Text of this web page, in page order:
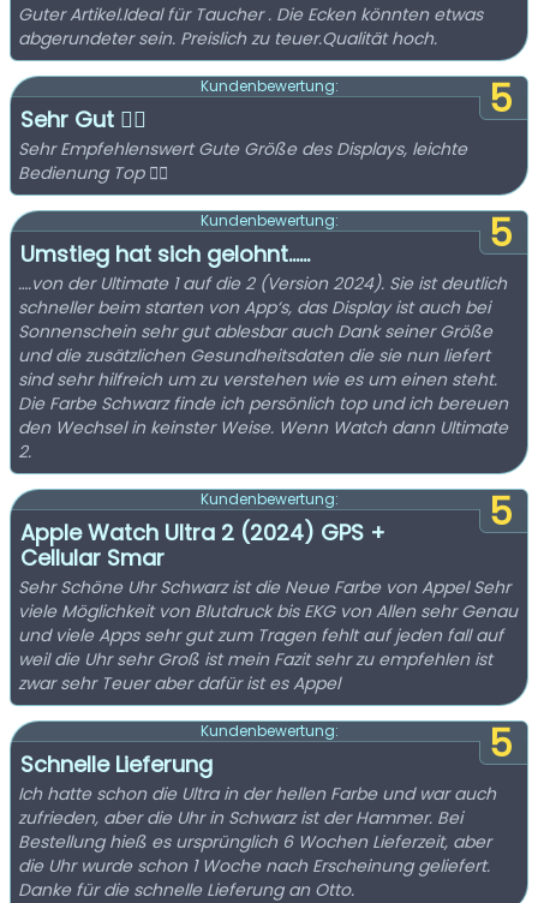
Guter Artikel.Ideal für Taucher . Die Ecken könnten etwas
abgerundeter sein. Preislich zu teuer.Qualität hoch.
5
Kundenbewertung:
Sehr Gut 👍🏻
Sehr Empfehlenswert Gute Größe des Displays, leichte
Bedienung Top 👍🏻
5
Kundenbewertung:
Umstieg hat sich gelohnt……
….von der Ultimate 1 auf die 2 (Version 2024). Sie ist deutlich
schneller beim starten von App‘s, das Display ist auch bei
Sonnenschein sehr gut ablesbar auch Dank seiner Größe
und die zusätzlichen Gesundheitsdaten die sie nun liefert
sind sehr hilfreich um zu verstehen wie es um einen steht.
Die Farbe Schwarz finde ich persönlich top und ich bereuen
den Wechsel in keinster Weise. Wenn Watch dann Ultimate
2.
5
Kundenbewertung:
Apple Watch Ultra 2 (2024) GPS +
Cellular Smar
Sehr Schöne Uhr Schwarz ist die Neue Farbe von Appel Sehr
viele Möglichkeit von Blutdruck bis EKG von Allen sehr Genau
und viele Apps sehr gut zum Tragen fehlt auf jeden fall auf
weil die Uhr sehr Groß ist mein Fazit sehr zu empfehlen ist
zwar sehr Teuer aber dafür ist es Appel
5
Kundenbewertung:
Schnelle Lieferung
Ich hatte schon die Ultra in der hellen Farbe und war auch
zufrieden, aber die Uhr in Schwarz ist der Hammer. Bei
Bestellung hieß es ursprünglich 6 Wochen Lieferzeit, aber
die Uhr wurde schon 1 Woche nach Erscheinung geliefert.
Danke für die schnelle Lieferung an Otto.